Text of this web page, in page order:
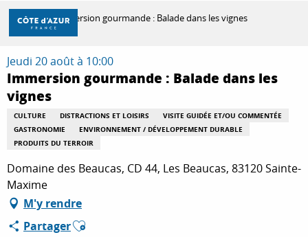
Aller
contenu
principal
DÉCOUVRIR
À FAIRE
SÉJOURNER
Accueil Immersion gourmande : Balade dans les vignes
Jeudi 20 août à 10:00
Immersion gourmande : Balade dans les
vignes
CULTURE DISTRACTIONS ET LOISIRS
VISITE GUIDÉE ET/OU COMMENTÉE
GASTRONOMIE
ENVIRONNEMENT / DÉVELOPPEMENT DURABLE
PRODUITS DU TERROIR
Domaine des Beaucas, CD 44, Les Beaucas, 83120 Sainte-
Maxime
M'y rendre
PartagerAjouter aux favoris